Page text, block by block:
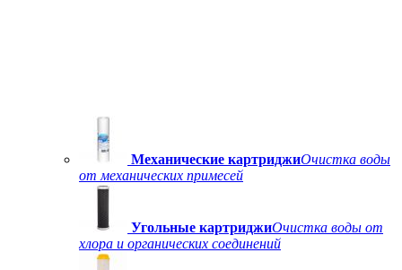
Механические картриджиОчистка воды
от механических примесей
Угольные картриджиОчистка воды от
хлора и органических соединений